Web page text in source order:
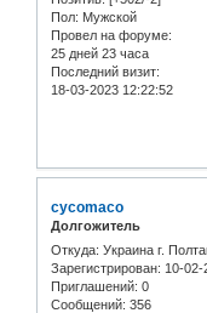
Пол: Мужской
Провел на форуме:
25 дней 23 часа
Последний визит:
18-03-2023 12:22:52
cycomaco
Долгожитель
Откуда: Украина г.
Зарегистрирован: 10-02-
Приглашений: 0
Сообщений: 356